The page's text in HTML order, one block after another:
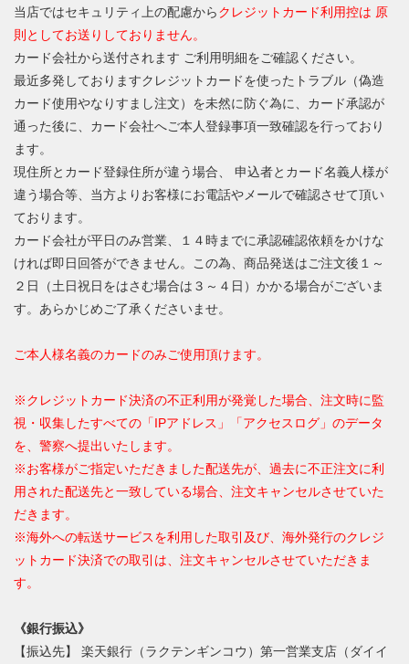
当店ではセキュリティ上の配慮からクレジットカード利用控は 原
則としてお送りしておりません。
カード会社から送付されます ご利用明細をご確認ください。
最近多発しておりますクレジットカードを使ったトラブル（偽造
カード使用やなりすまし注文）を未然に防ぐ為に、カード承認が
通った後に、カード会社へご本人登録事項一致確認を行っており
ます。
現住所とカード登録住所が違う場合、 申込者とカード名義人様が
違う場合等、当方よりお客様にお電話やメールで確認させて頂い
ております。
カード会社が平日のみ営業、１４時までに承認確認依頼をかけな
ければ即日回答ができません。この為、商品発送はご注文後１～
２日（土日祝日をはさむ場合は３～４日）かかる場合がございま
す。あらかじめご了承くださいませ。
ご本人様名義のカードのみご使用頂けます。
※クレジットカード決済の不正利用が発覚した場合、注文時に監
視・収集したすべての「IPアドレス」「アクセスログ」のデータ
を、警察へ提出いたします。
※お客様がご指定いただきました配送先が、過去に不正注文に利
用された配送先と一致している場合、注文キャンセルさせていた
だきます。
※海外への転送サービスを利用した取引及び、海外発行のクレジ
ットカード決済での取引は、注文キャンセルさせていただきま
す。
《銀行振込》
【振込先】 楽天銀行（ラクテンギンコウ）第一営業支店（ダイイ